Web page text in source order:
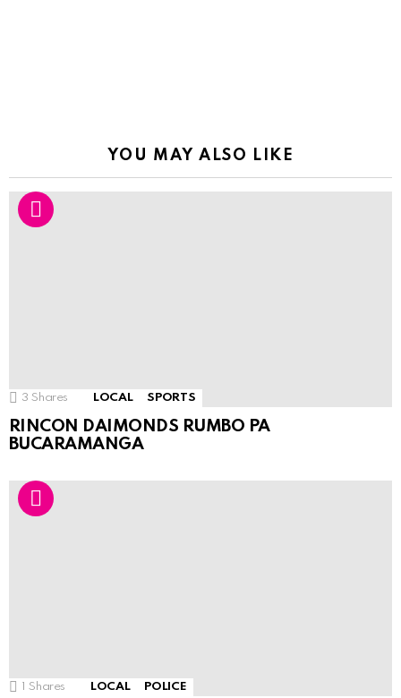
YOU MAY ALSO LIKE
3 Shares LOCAL SPORTS
RINCON DAIMONDS RUMBO PA
BUCARAMANGA
1 Shares LOCAL POLICE